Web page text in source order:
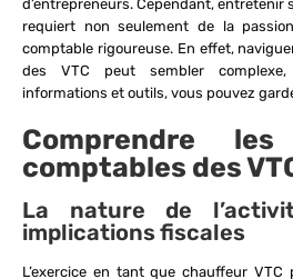
d’entrepreneurs. Cependant, entretenir
requiert non seulement de la
comptable rigoureuse. En effet,
des VTC peut sembler
informations et outils, vous pouvez
Comprendre
comptables des
La nature de
implications fiscales
L’exercice en tant que chauffeur